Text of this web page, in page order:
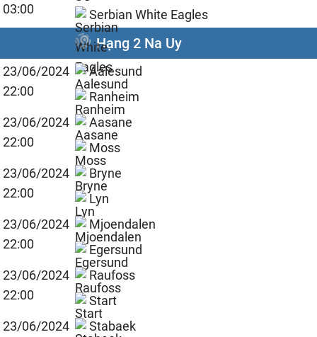
03:00
Serbian White Eagles
Hạng 2 Na Uy
23/06/2024
22:00
Aalesund
Ranheim
23/06/2024
22:00
Aasane
Moss
23/06/2024
22:00
Bryne
Lyn
23/06/2024
22:00
Mjoendalen
Egersund
23/06/2024
22:00
Raufoss
Start
23/06/2024
Stabaek